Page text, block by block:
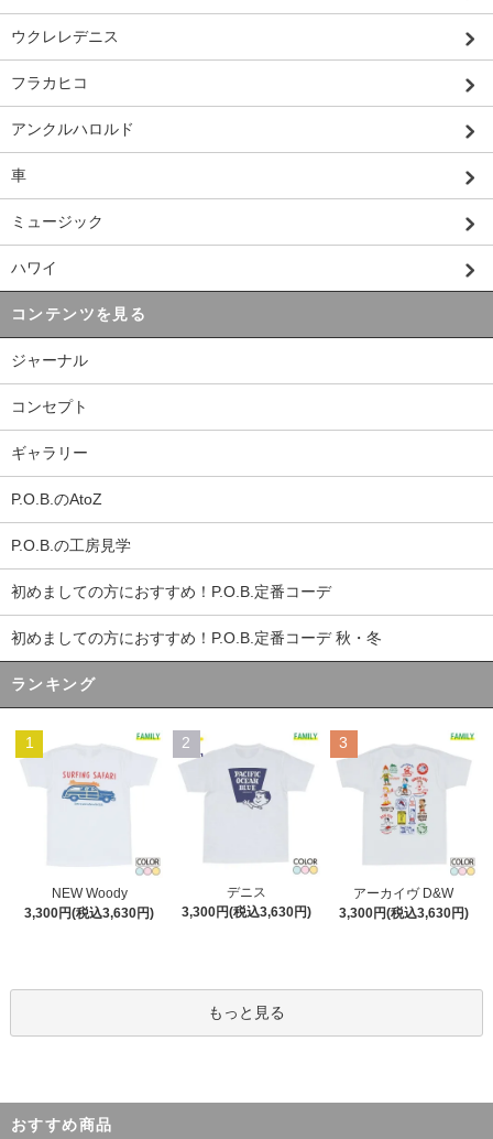
ウクレレデニス
フラカヒコ
アンクルハロルド
車
ミュージック
ハワイ
コンテンツを見る
ジャーナル
コンセプト
ギャラリー
P.O.B.のAtoZ
P.O.B.の工房見学
初めましての方におすすめ！P.O.B.定番コーデ
初めましての方におすすめ！P.O.B.定番コーデ 秋・冬
ランキング
1
NEW Woody
3,300円(税込3,630円)
2
デニス
3,300円(税込3,630円)
3
アーカイヴ D&W
3,300円(税込3,630円)
もっと見る
おすすめ商品